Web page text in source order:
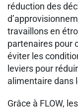
réduction des
travaillons en
partenaires pour
éviter les
leviers pour
alimentaire dans
Grâce à FLOW,